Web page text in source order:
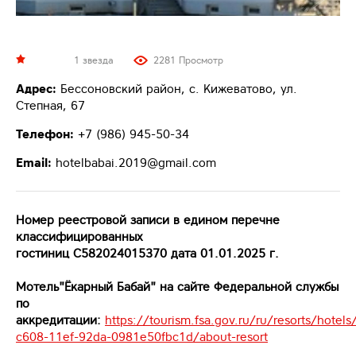
1 звезда 2281 Просмотр
Адрес: Бессоновский район, с. Кижеватово, ул.
Степная, 67
Телефон: +7 (986) 945-50-34
Email: hotelbabai.2019@gmail.com
Номер реестровой записи в едином перечне
классифицированных
гостиниц С582024015370 дата 01.01.2025 г.
Мотель"Ёкарный Бабай" на сайте Федеральной службы
по
аккредитации: https://tourism.fsa.gov.ru/ru/resorts/
c608-11ef-92da-0981e50fbc1d/about-resort